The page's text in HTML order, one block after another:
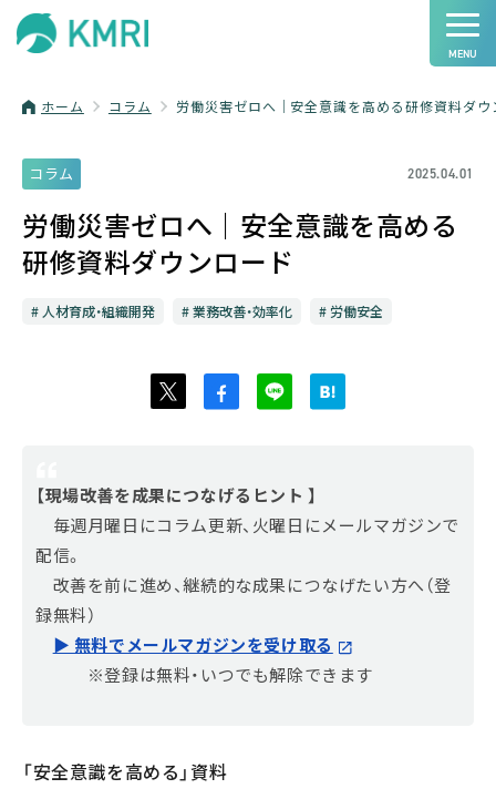
ホーム コラム 労働災害ゼロへ｜安全意識を高める研修資料ダウ
コラム 2025.04.01
労働災害ゼロへ｜安全意識を高める
研修資料ダウンロード
人材育成・組織開発 業務改善・効率化 労働安全
【現場改善を成果につなげるヒント 】
毎週月曜日にコラム更新、火曜日にメールマガジンで
配信。
改善を前に進め、継続的な成果につなげたい方へ（登
録無料）
▶ 無料でメールマガジンを受け取る
※登録は無料・いつでも解除できます
「安全意識を高める」資料